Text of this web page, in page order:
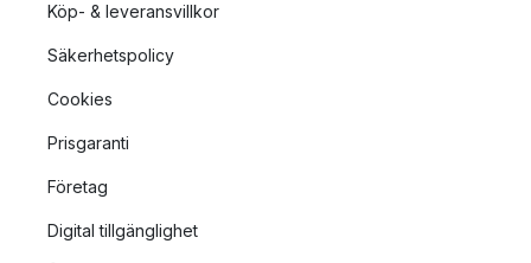
Köp- & leveransvillkor
Säkerhetspolicy
Cookies
Prisgaranti
Företag
Digital tillgänglighet